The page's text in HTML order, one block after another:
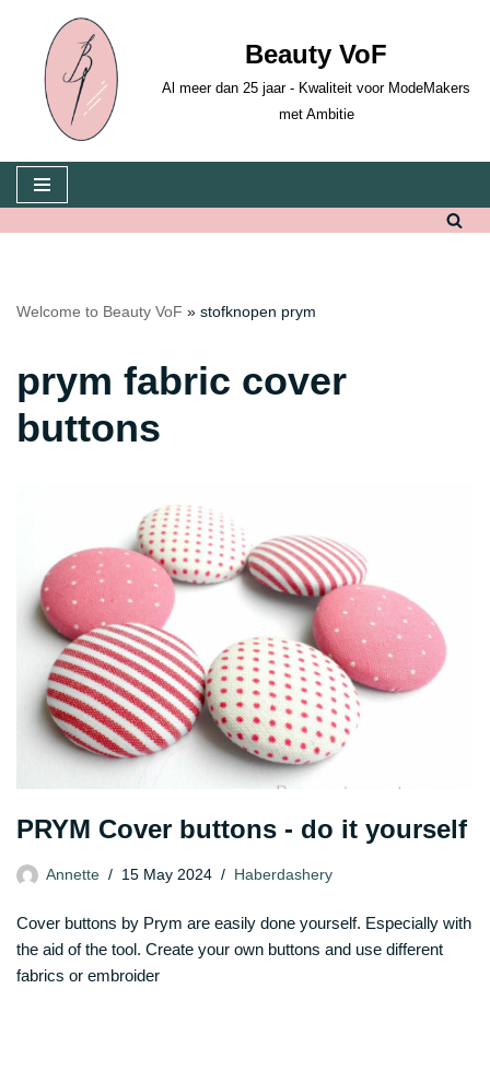
Skip
content
Beauty VoF
Al meer dan 25 jaar - Kwaliteit voor ModeMakers
met Ambitie
Welcome to Beauty VoF » stofknopen prym
prym fabric cover
buttons
PRYM Cover buttons - do it yourself
Annette 15 May 2024 Haberdashery
Cover buttons by Prym are easily done yourself. Especially with
the aid of the tool. Create your own buttons and use different
fabrics or embroider